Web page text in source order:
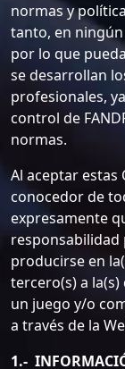
normas y
tanto, en ningún
por lo que
se desarrollan
profesionales,
control de
normas.
Al aceptar estas
conocedor de
expresamente
responsabilidad
producirse en
tercero(s) a
un juego y/o
a través de la
1.-